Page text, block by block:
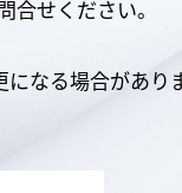
合せください。
になる場合があり